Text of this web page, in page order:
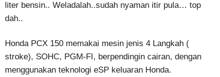
liter bensin.. Weladalah..sudah nyaman itir pula… top
dah..
Honda PCX 150 memakai mesin jenis 4 Langkah (
stroke), SOHC, PGM-FI, berpendingin cairan, dengan
menggunakan teknologi eSP keluaran Honda.